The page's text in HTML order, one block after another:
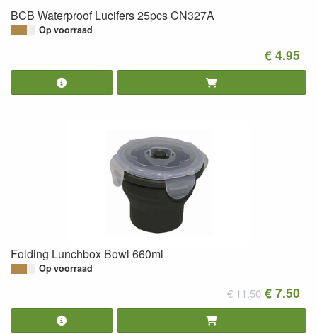
BCB Waterproof Lucifers 25pcs CN327A
Op voorraad
€ 4.95
Folding Lunchbox Bowl 660ml
Op voorraad
€ 11.50 € 7.50